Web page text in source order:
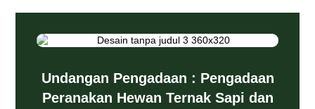
Undangan Pengadaan : Pengadaan
Peranakan Hewan Ternak Sapi dan